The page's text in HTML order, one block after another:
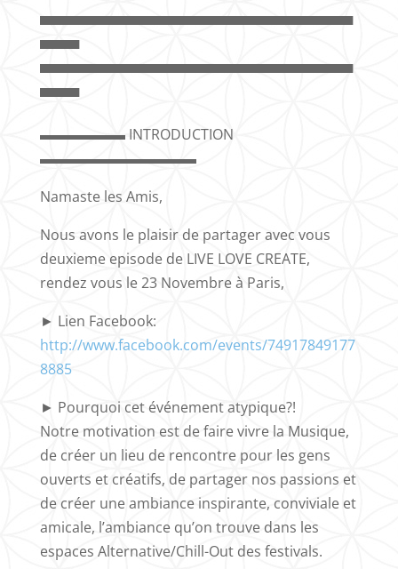
▀▀▀▀▀▀▀▀▀▀▀▀▀▀▀▀▀▀▀▀▀▀▀▀▀▀▀▀▀▀▀▀
▀▀▀▀
▀▀▀▀▀▀▀▀▀▀▀▀▀▀▀▀▀▀▀▀▀▀▀▀▀▀▀▀▀▀▀▀
▀▀▀▀
▬▬▬▬▬▬ INTRODUCTION
▬▬▬▬▬▬▬▬▬▬▬
Namaste les Amis,
Nous avons le plaisir de partager avec vous
deuxieme episode de LIVE LOVE CREATE,
rendez vous le 23 Novembre à Paris,
► Lien Facebook:
http://www.facebook.com/events/74917849177
8885
► Pourquoi cet événement atypique?!
Notre motivation est de faire vivre la Musique,
de créer un lieu de rencontre pour les gens
ouverts et créatifs, de partager nos passions et
de créer une ambiance inspirante, conviviale et
amicale, l’ambiance qu’on trouve dans les
espaces Alternative/Chill-Out des festivals.